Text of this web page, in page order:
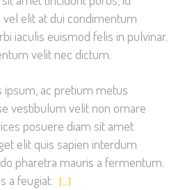
elit at dui condimentum
iaculis euismod felis in pulvinar.
velit nec dictum.
ipsum, ac pretium metus
vestibulum velit non ornare
posuere diam sit amet
elit quis sapien interdum
pharetra mauris a fermentum.
a feugiat. […]